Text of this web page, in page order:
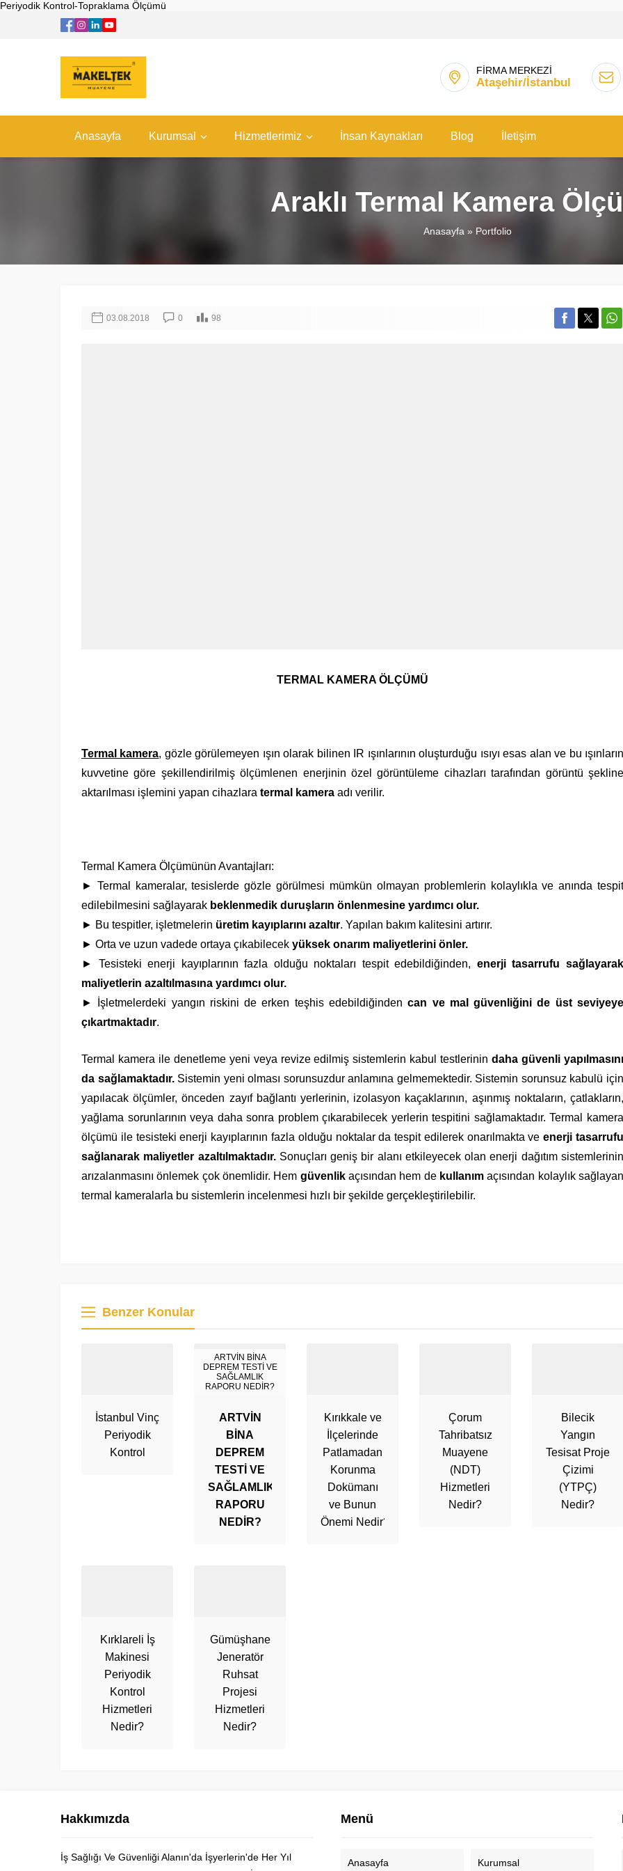
Periyodik Kontrol-Topraklama Ölçümü
FİRMA MERKEZİ
Ataşehir/İstanbul
Anasayfa Kurumsal Hizmetlerimiz İnsan Kaynakları Blog İletişim
Araklı Termal Kamera
Anasayfa » Portfolio
03.08.2018 0 98
TERMAL KAMERA ÖLÇÜMÜ
Termal kamera, gözle görülemeyen ışın olarak bilinen IR ışınlarının oluşturduğu ısıyı esas alan ve bu ışınların
kuvvetine göre şekillendirilmiş ölçümlenen enerjinin özel görüntüleme cihazları tarafından görüntü şekline
aktarılması işlemini yapan cihazlara termal kamera adı verilir.
Termal Kamera Ölçümünün Avantajları:
► Termal kameralar, tesislerde gözle görülmesi mümkün olmayan problemlerin kolaylıkla ve anında tespit
edilebilmesini sağlayarak beklenmedik duruşların önlenmesine yardımcı olur.
► Bu tespitler, işletmelerin üretim kayıplarını azaltır. Yapılan bakım kalitesini artırır.
► Orta ve uzun vadede ortaya çıkabilecek yüksek onarım maliyetlerini önler.
► Tesisteki enerji kayıplarının fazla olduğu noktaları tespit edebildiğinden, enerji tasarrufu sağlayarak
maliyetlerin azaltılmasına yardımcı olur.
► İşletmelerdeki yangın riskini de erken teşhis edebildiğindencan ve mal güvenliğini de üst seviyeye
çıkartmaktadır.
Termal kamera ile denetleme yeni veya revize edilmiş sistemlerin kabul testlerinindaha güvenli yapılmasını
da sağlamaktadır.Sistemin yeni olması sorunsuzdur anlamına gelmemektedir. Sistemin sorunsuz kabulü için
yapılacak ölçümler, önceden zayıf bağlantı yerlerinin, izolasyon kaçaklarının, aşınmış noktaların, çatlakların,
yağlama sorunlarının veya daha sonra problem çıkarabilecek yerlerin tespitini sağlamaktadır. Termal kamera
ölçümü ile tesisteki enerji kayıplarının fazla olduğu noktalar da tespit edilerek onarılmakta ve enerji tasarrufu
sağlanarak maliyetler azaltılmaktadır.Sonuçları geniş bir alanı etkileyecek olan enerji dağıtım sistemlerinin
arızalanmasını önlemek çok önemlidir. Hem güvenlikaçısından hem dekullanım açısından kolaylık sağlayan
termal kameralarla bu sistemlerin incelenmesi hızlı bir şekilde gerçekleştirilebilir.
Benzer Konular
İstanbul Vinç
Periyodik
Kontrol
ARTVİN BİNA
DEPREM TESTİ VE
SAĞLAMLIK
RAPORU NEDİR?
ARTVİN
BİNA
DEPREM
TESTİ VE
SAĞLAMLIK
RAPORU
NEDİR?
Kırıkkale ve
İlçelerinde
Patlamadan
Korunma
Dokümanı
ve Bunun
Önemi Nedir?
Çorum
Tahribatsız
Muayene
(NDT)
Hizmetleri
Nedir?
Bilecik
Yangın
Tesisat Proje
Çizimi
(YTPÇ)
Nedir?
Kırklareli İş
Makinesi
Periyodik
Kontrol
Hizmetleri
Nedir?
Gümüşhane
Jeneratör
Ruhsat
Projesi
Hizmetleri
Nedir?
Hakkımızda
İş Sağlığı Ve Güvenliği Alanın'da İşyerlerin'de Her Yıl
Menü
Anasayfa Kurumsal